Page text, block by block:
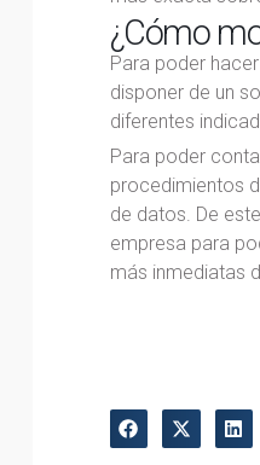
¿Cómo
Para poder
disponer de un
diferentes
Para poder
procedimientos
de datos. De
empresa para
más inmediatas